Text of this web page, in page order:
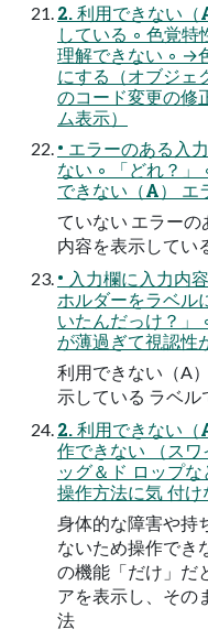
2. 利用できない（
している ◦ 色覚
理解できない ◦ →
にする（オブジ
のコード変更の修
ム表示）
• エラーのある入
ない ◦ 「どれ？」
できない（A） エ
ていない エラー
内容を表示してい
• 入力欄に入力内
ホルダーをラベル
いたんだっけ？」
が薄過ぎて視認性
利用できない（A
示している ラベ
2. 利用できない（
作できない （ス
ッグ＆ド ロップ
操作方法に気 付け
身体的な障害や持
ないため操作でき
の機能「だけ」だ
アを表示し、その
法